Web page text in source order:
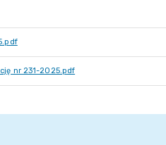
nr 231-2025.pdf